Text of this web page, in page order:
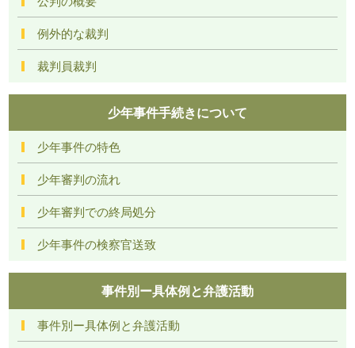
例外的な裁判
裁判員裁判
少年事件手続きについて
少年事件の特色
少年審判の流れ
少年審判での終局処分
少年事件の検察官送致
事件別ー具体例と弁護活動
事件別ー具体例と弁護活動